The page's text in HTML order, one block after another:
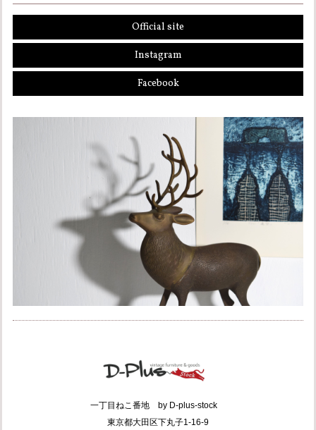
Official site
Instagram
Facebook
一丁目ねこ番地 by D-plus-stock
東京都大田区下丸子1-16-9